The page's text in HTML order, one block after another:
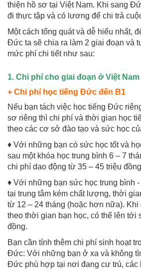
thiện hồ sơ tại Việt Nam. Khi sang
đi thực tập và có lương để chi trả
Một cách tổng quát và dễ hiểu nhất,
Đức ta sẽ chia ra làm 2 giai đoạn và
mức phí chi tiết như sau:
1. Chi phí cho giai đoạn ở Việt Nam
+ Chi phí học tiếng Đức đến B1
Nếu bạn tách việc học tiếng Đức
sơ riêng thì chi phí và thời gian học
theo các cơ sở đào tạo và sức học
♦ Với những bạn có sức học tốt và
sau một khóa học trung bình 6 – 7
chi phí dao động từ 35 – 45 triệu
♦ Với những bạn sức học trung bình
tại trung tâm kém chất lượng, thời
từ 12 – 24 tháng (hoặc hơn nữa). Khi
theo thời gian bạn học, có thể lên tới
đồng.
Bạn cần tính thêm chi phí sinh hoạt
Đức: Với những bạn ở xa và không
Đức phù hợp tại nơi đang cư trú, các